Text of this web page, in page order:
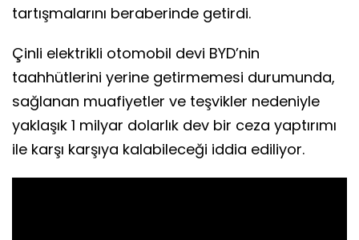
tartışmalarını beraberinde getirdi.
Çinli elektrikli otomobil devi BYD’nin
taahhütlerini yerine getirmemesi durumunda,
sağlanan muafiyetler ve teşvikler nedeniyle
yaklaşık 1 milyar dolarlık dev bir ceza yaptırımı
ile karşı karşıya kalabileceği iddia ediliyor.